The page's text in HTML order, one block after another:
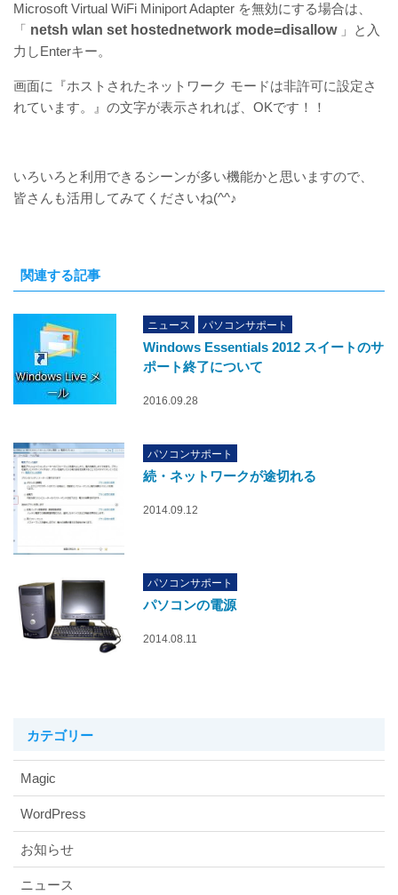
Microsoft Virtual WiFi Miniport Adapter を無効にする場合は、
「 netsh wlan set hostednetwork mode=disallow 」と入
力しEnterキー。
画面に『ホストされたネットワーク モードは非許可に設定さ
れています。』の文字が表示されれば、OKです！！
いろいろと利用できるシーンが多い機能かと思いますので、
皆さんも活用してみてくださいね(^^♪
関連する記事
ニュース パソコンサポート
Windows Essentials 2012 スイートのサ
ポート終了について
2016.09.28
パソコンサポート
続・ネットワークが途切れる
2014.09.12
パソコンサポート
パソコンの電源
2014.08.11
カテゴリー
Magic
WordPress
お知らせ
ニュース